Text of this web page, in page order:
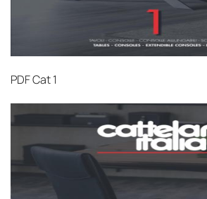
PDFCat 1